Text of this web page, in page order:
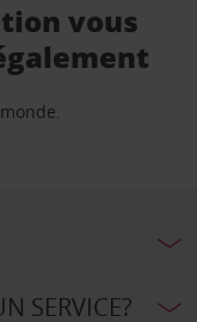
vous
SERVICE?